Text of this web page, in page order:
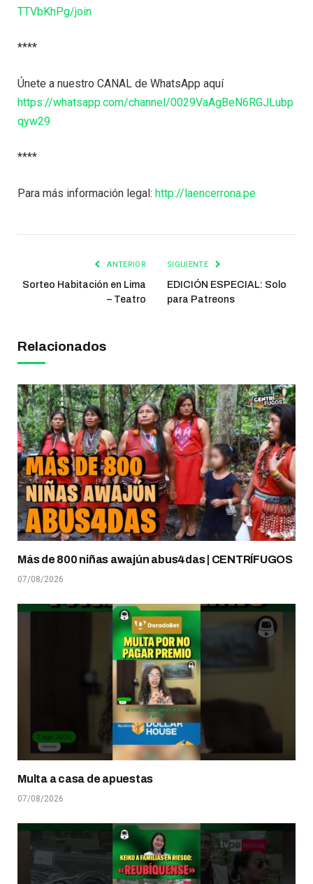
TTVbKhPg/join
****
Únete a nuestro CANAL de WhatsApp aquí
https://whatsapp.com/channel/0029VaAgBeN6RGJLubp
qyw29
****
Para más información legal: http://laencerrona.pe
ANTERIOR
Sorteo Habitación en Lima
– Teatro
SIGUIENTE
EDICIÓN ESPECIAL: Solo
para Patreons
Relacionados
Más de 800 niñas awajún abus4das | CENTRÍFUGOS
07/08/2026
Multa a casa de apuestas
07/08/2026